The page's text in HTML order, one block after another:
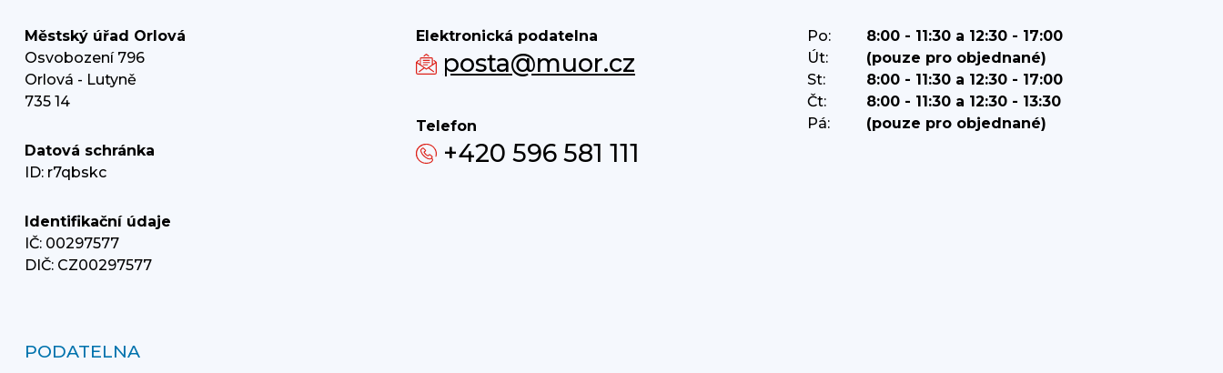
Městský úřad Orlová
Osvobození 796
Orlová - Lutyně
735 14
Datová schránka
ID: r7qbskc
Identifikační údaje
IČ: 00297577
DIČ: CZ00297577
Elektronická podatelna
posta@muor.cz
Telefon
+420 596 581 111
Po:
8:00 - 11:30 a 12:30 - 17:00
Út:
(pouze pro objednané)
St:
8:00 - 11:30 a 12:30 - 17:00
Čt:
8:00 - 11:30 a 12:30 - 13:30
Pá:
(pouze pro objednané)
PODATELNA